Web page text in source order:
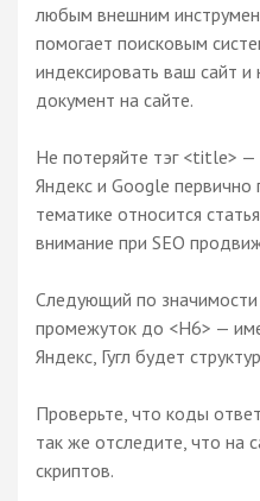
любым внешним
помогает поисковым
индексировать ваш сайт и
документ на сайте.
Не потеряйте тэг <title>
Яндекс и Google первично
тематике относится
внимание при SEO
Следующий по значимости
промежуток до <H6> —
Яндекс, Гугл будет
Проверьте, что коды
так же отследите, что на
скриптов.